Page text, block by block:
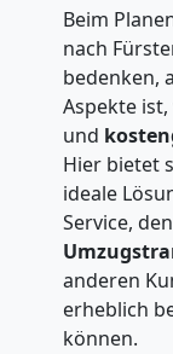
Beim
nach
bedenken,
Aspekte
und
Hier bietet
ideale
Service,
anderen
erheblich
können.